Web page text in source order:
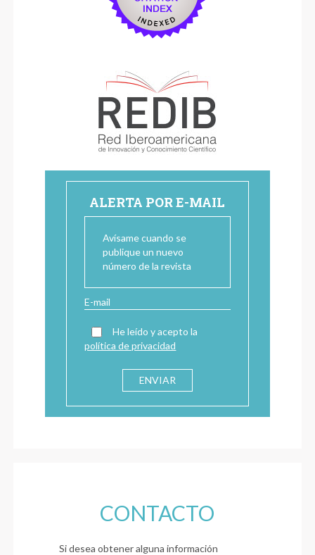
ALERTA POR E-MAIL
Avísame cuando se
publique un nuevo
número de la revista
He leído y acepto la
política de privacidad
CONTACTO
Si desea obtener alguna información